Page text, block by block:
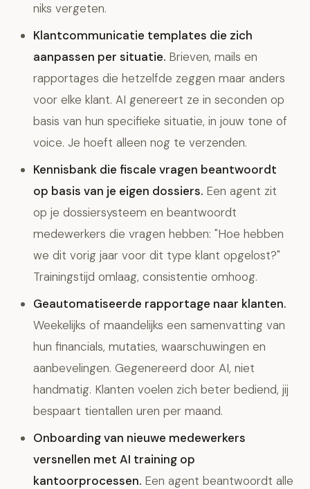
niks vergeten.
Klantcommunicatie templates die zich
aanpassen per situatie. Brieven, mails en
rapportages die hetzelfde zeggen maar anders
voor elke klant. AI genereert ze in seconden op
basis van hun specifieke situatie, in jouw tone of
voice. Je hoeft alleen nog te verzenden.
Kennisbank die fiscale vragen beantwoordt
op basis van je eigen dossiers. Een agent zit
op je dossiersysteem en beantwoordt
medewerkers die vragen hebben: "Hoe hebben
we dit vorig jaar voor dit type klant opgelost?"
Trainingstijd omlaag, consistentie omhoog.
Geautomatiseerde rapportage naar klanten.
Weekelijks of maandelijks een samenvatting van
hun financials, mutaties, waarschuwingen en
aanbevelingen. Gegenereerd door AI, niet
handmatig. Klanten voelen zich beter bediend, jij
bespaart tientallen uren per maand.
Onboarding van nieuwe medewerkers
versnellen met AI training op
kantoorprocessen. Een agent beantwoordt alle